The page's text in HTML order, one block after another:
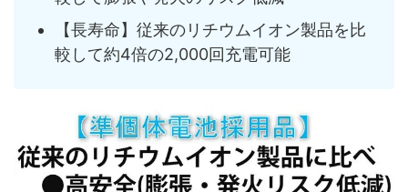
【長寿命】従来のリチウムイオン製品を比
較して約4倍の2,000回充電可能